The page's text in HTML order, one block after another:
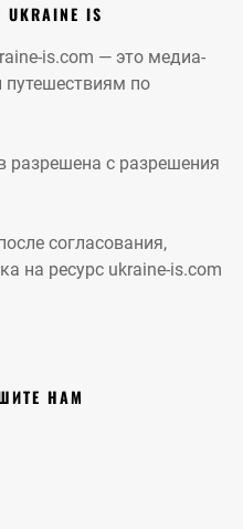
IS
is.com — это медиа-
путешествиям по
разрешена с разрешения
согласования,
на ресурс ukraine-is.com
НАМ